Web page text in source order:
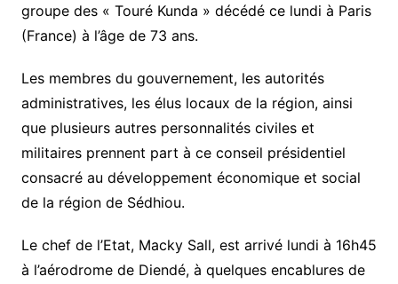
groupe des « Touré Kunda » décédé ce lundi à Paris
(France) à l’âge de 73 ans.
Les membres du gouvernement, les autorités
administratives, les élus locaux de la région, ainsi
que plusieurs autres personnalités civiles et
militaires prennent part à ce conseil présidentiel
consacré au développement économique et social
de la région de Sédhiou.
Le chef de l’Etat, Macky Sall, est arrivé lundi à 16h45
à l’aérodrome de Diendé, à quelques encablures de